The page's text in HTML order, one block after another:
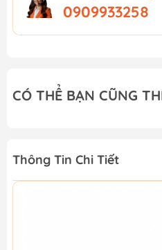
0909933258
CÓ THỂ BẠN CŨNG
Thông Tin Chi Tiết